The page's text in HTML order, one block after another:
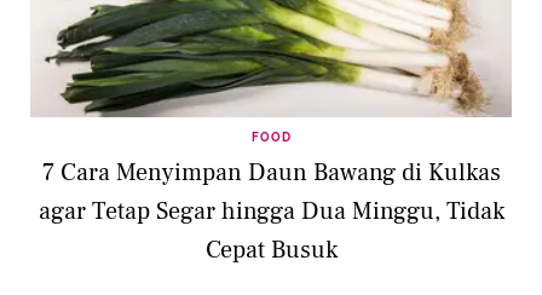
FOOD
7 Cara Menyimpan Daun Bawang di Kulkas
agar Tetap Segar hingga Dua Minggu, Tidak
Cepat Busuk